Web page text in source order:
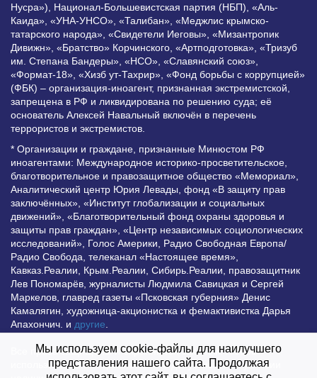
Нусра»), Национал-Большевистская партия (НБП), «Аль-
Каида», «УНА-УНСО», «Талибан», «Меджлис крымско-
татарского народа», «Свидетели Иеговы», «Мизантропик
Дивижн», «Братство» Корчинского, «Артподготовка», «Тризуб
им. Степана Бандеры», «НСО», «Славянский союз»,
«Формат-18», «Хизб ут-Тахрир», «Фонд борьбы с коррупцией»
(ФБК) – организация-иноагент, признанная экстремистской,
запрещена в РФ и ликвидирована по решению суда; её
основатель Алексей Навальный включён в перечень
террористов и экстремистов.
* Организации и граждане, признанные Минюстом РФ
иноагентами: Международное историко-просветительское,
благотворительное и правозащитное общество «Мемориал»,
Аналитический центр Юрия Левады, фонд «В защиту прав
заключённых», «Институт глобализации и социальных
движений», «Благотворительный фонд охраны здоровья и
защиты прав граждан», «Центр независимых социологических
исследований», Голос Америки, Радио Свободная Европа/
Радио Свобода, телеканал «Настоящее время»,
Кавказ.Реалии, Крым.Реалии, Сибирь.Реалии, правозащитник
Лев Пономарёв, журналисты Людмила Савицкая и Сергей
Маркелов, главред газеты «Псковская губерния» Денис
Камалягин, художница-акционистка и фемактивистка Дарья
Апахончич. и другие
Все права защищены и охраняются законом. Любое
использование материалов сайта допустимо при условии
Мы используем cookie-файлы для наилучшего
представления нашего сайта. Продолжая